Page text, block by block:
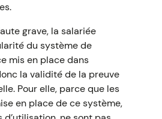
grave, la salariée
du système de
mis en place dans
la validité de la preuve
Pour elle, parce que les
en place de ce système,